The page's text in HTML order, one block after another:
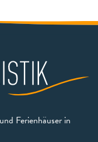
Ferienhäuser in